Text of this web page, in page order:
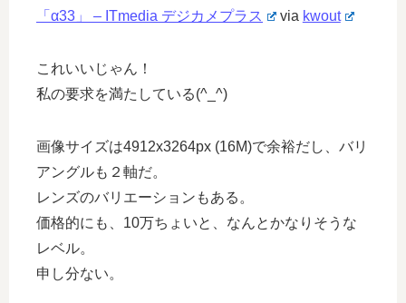
「α33」 – ITmedia デジカメプラス
via kwout
これいいじゃん！
私の要求を満たしている(^_^)
画像サイズは4912x3264px (16M)で余裕だし、バリ
アングルも２軸だ。
レンズのバリエーションもある。
価格的にも、10万ちょいと、なんとかなりそうな
レベル。
申し分ない。